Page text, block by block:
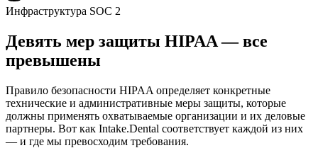
Инфраструктура SOC 2
Девять мер защиты HIPAA — все
превышены
Правило безопасности HIPAA определяет конкретные
технические и административные меры защиты, которые
должны применять охватываемые организации и их деловые
партнеры. Вот как Intake.Dental соответствует каждой из них
— и где мы превосходим требования.